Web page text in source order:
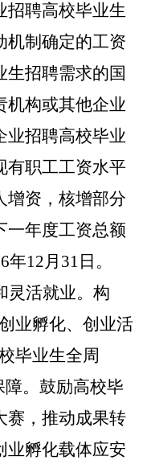
招聘高校毕业生
机制确定的工资
生招聘需求的国
机构或其他企业
业招聘高校毕业
有职工工资水平
增资，核增部分
一年度工资总额
12月31日。
灵活就业。 构
业孵化、创业活
毕业生全周
障。鼓励高校毕
赛，推动成果转
业孵化载体应安